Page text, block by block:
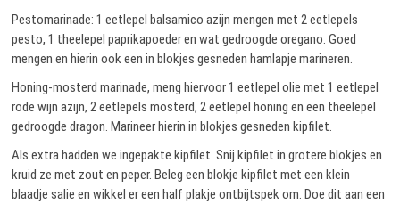
Pestomarinade: 1 eetlepel balsamico azijn mengen met 2 eetlepels
pesto, 1 theelepel paprikapoeder en wat gedroogde oregano. Goed
mengen en hierin ook een in blokjes gesneden hamlapje marineren.
Honing-mosterd marinade, meng hiervoor 1 eetlepel olie met 1 eetlepel
rode wijn azijn, 2 eetlepels mosterd, 2 eetlepel honing en een theelepel
gedroogde dragon. Marineer hierin in blokjes gesneden kipfilet.
Als extra hadden we ingepakte kipfilet. Snij kipfilet in grotere blokjes en
kruid ze met zout en peper. Beleg een blokje kipfilet met een klein
blaadje salie en wikkel er een half plakje ontbijtspek om. Doe dit aan een